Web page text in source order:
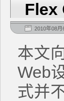
Flex
2010年08
本文
Web
式并